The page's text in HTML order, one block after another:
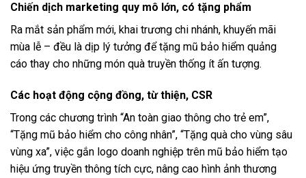
Chiến dịch marketing quy mô lớn, có tặng phẩm
Ra mắt sản phẩm mới, khai trương chi nhánh, khuyến mãi
mùa lễ – đều là dịp lý tưởng để tặng mũ bảo hiểm quảng
cáo thay cho những món quà truyền thống ít ấn tượng.
Các hoạt động cộng đồng, từ thiện, CSR
Trong các chương trình “An toàn giao thông cho trẻ em”,
“Tặng mũ bảo hiểm cho công nhân”, “Tặng quà cho vùng sâu
vùng xa”, việc gắn logo doanh nghiệp trên mũ bảo hiểm tạo
hiệu ứng truyền thông tích cực, nâng cao hình ảnh thương